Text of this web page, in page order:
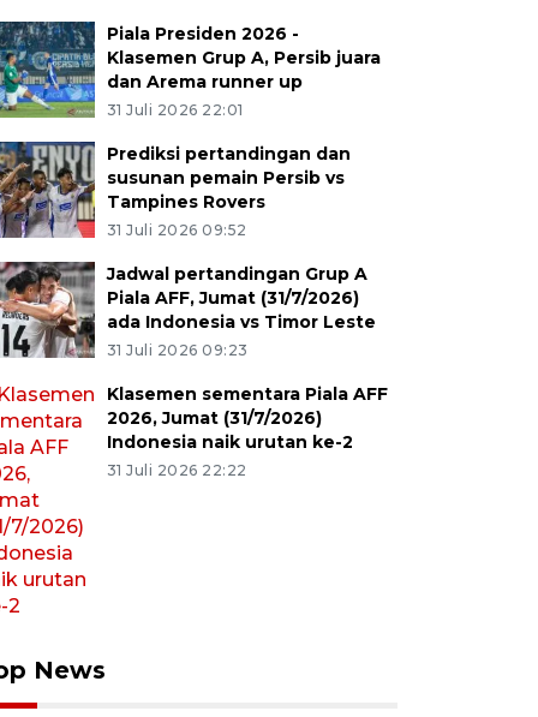
Piala Presiden 2026 -
Klasemen Grup A, Persib juara
dan Arema runner up
31 Juli 2026 22:01
Prediksi pertandingan dan
susunan pemain Persib vs
Tampines Rovers
31 Juli 2026 09:52
Jadwal pertandingan Grup A
Piala AFF, Jumat (31/7/2026)
ada Indonesia vs Timor Leste
31 Juli 2026 09:23
Klasemen sementara Piala AFF
2026, Jumat (31/7/2026)
Indonesia naik urutan ke-2
31 Juli 2026 22:22
News